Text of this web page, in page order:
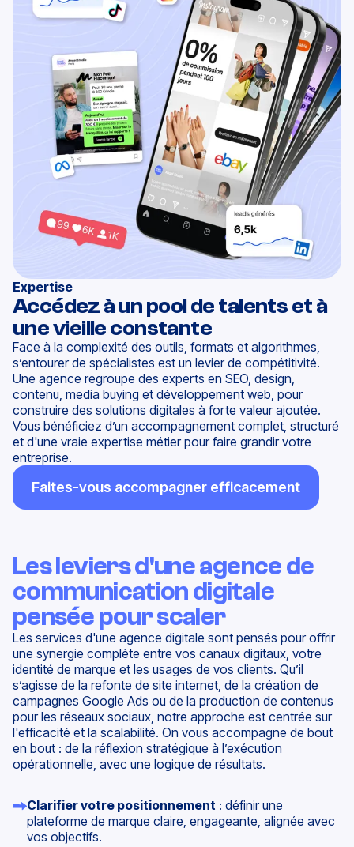
Expertise
Accédez à un pool de talents et à
une vieille constante
Face à la complexité des outils, formats et algorithmes,
s’entourer de spécialistes est un levier de compétitivité.
Une agence regroupe des experts en SEO, design,
contenu, media buying et développement web, pour
construire des solutions digitales à forte valeur ajoutée.
Vous bénéficiez d’un accompagnement complet, structuré
et d'une vraie expertise métier pour faire grandir votre
entreprise.
Faites-vous accompagner efficacement
Les leviers d'une agence de
communication digitale
pensée pour scaler
Les services d'une agence digitale sont pensés pour offrir
une synergie complète entre vos canaux digitaux, votre
identité de marque et les usages de vos clients. Qu’il
s’agisse de la refonte de site internet, de la création de
campagnes Google Ads ou de la production de contenus
pour les réseaux sociaux, notre approche est centrée sur
l'efficacité et la scalabilité. On vous accompagne de bout
en bout : de la réflexion stratégique à l’exécution
opérationnelle, avec une logique de résultats.
Clarifier votre positionnement : définir une
plateforme de marque claire, engageante, alignée avec
vos objectifs.